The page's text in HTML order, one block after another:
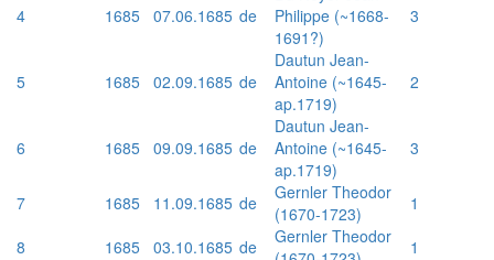
4 1685 07.06.1685 de
Philippe (~1668-
1691?)
3
5 1685 02.09.1685 de
Dautun Jean-
Antoine (~1645-
ap.1719)
2
6 1685 09.09.1685 de
Dautun Jean-
Antoine (~1645-
ap.1719)
3
7 1685 11.09.1685 de
Gernler Theodor
(1670-1723)
1
8
1685 03.10.1685 de
Gernler Theodor
1